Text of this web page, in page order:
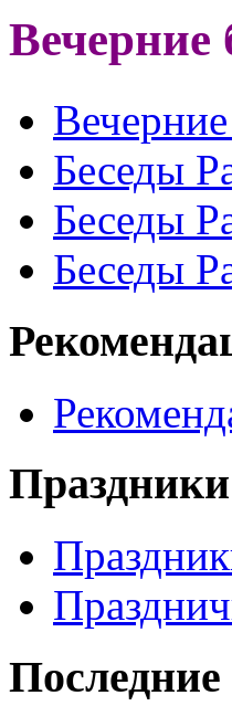
Вечерние
Беседы
Беседы
Беседы
Праздники
Последние